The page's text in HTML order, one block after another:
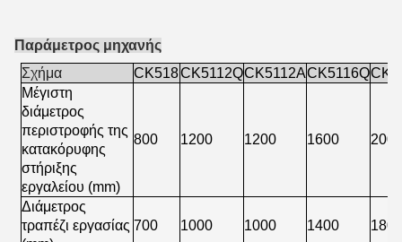
Παράμετρος μηχανής
Σχήμα
CK518CK5112QCK5112ACK5116Q
Μέγιστη
διάμετρος
περιστροφής της
κατακόρυφης
στήριξης
εργαλείου (mm)
800 1200 1200 1600
Διάμετρος
τραπέζι εργασίας 700 1000 1000 1400